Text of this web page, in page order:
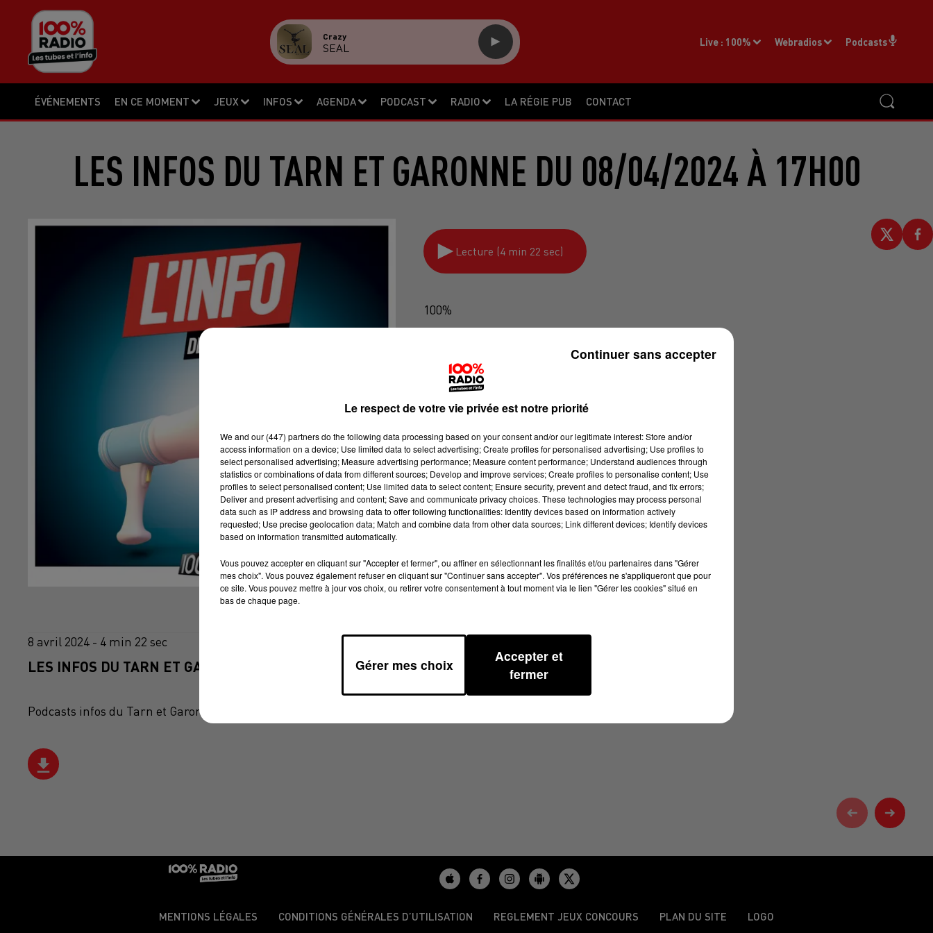
ÉVÉNEMENTS EN CE MOMENT JEUX INFOS AGENDA PODCAST RADIO LA RÉGIE PUB CONTACT
Live : 100% Webradios Podcasts
Crazy
SEAL
LES INFOS DU TARN ET GARONNE DU 08/04/2024 À 17H00
Lecture (4 min 22 sec)
100%
8 avril 2024 - 4 min 22 sec
LES INFOS DU TARN ET GARONNE DU 08/04/2024 À 17H00
Podcasts infos du Tarn et Garonne
MENTIONS LÉGALES CONDITIONS GÉNÉRALES D’UTILISATION REGLEMENT JEUX CONCOURS PLAN DU SITE LOGO
Le respect de votre vie privée est notre priorité
We and our (447) partnersdo the following data processing based on your consent and/or our legitimate interest: Store and/or
access information on a device; Use limited data to select advertising; Create profiles for personalised advertising; Use profiles to
select personalised advertising; Measure advertising performance; Measure content performance; Understand audiences through
statistics or combinations of data from different sources; Develop and improve services; Create profiles to personalise content; Use
profiles to select personalised content; Use limited data to select content; Ensure security, prevent and detect fraud, and fix errors;
Deliver and present advertising and content; Save and communicate privacy choices. These technologies may process personal
data such as IP address and browsing data to offer following functionalities: Identify devices based on information actively
requested; Use precise geolocation data; Match and combine data from other data sources; Link different devices; Identify devices
based on information transmitted automatically.
Vous pouvez accepter en cliquant sur "Accepter et fermer", ou affiner en sélectionnant les finalités et/ou partenaires dans "Gérer
mes choix". Vous pouvez également refuser en cliquant sur "Continuer sans accepter". Vos préférences ne s'appliqueront que pour
ce site. Vous pouvez mettre à jour vos choix, ou retirer votre consentement à tout moment via le lien "Gérer les cookies" situé en
bas de chaque page.
Gérer mes choix
Accepter et
fermer
Continuer sans accepter